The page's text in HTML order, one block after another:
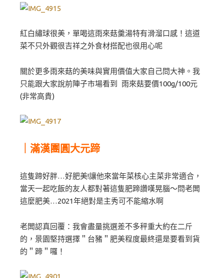
紅白繡球很美，單喝這雨來菇羹湯特有滑溜口感！這道
菜不只外觀很吉祥之外食材搭配也很用心呢
關於更多雨來菇的美味與實用價值大家自己問大神。我
只能跟大家說前陣子市場看到 雨來菇要價100g/100元
(非常高貴)
｜滿漢團圓大元蹄
這隻蹄好胖…好肥美!讓他來當年菜核心主菜非常適合，
當天一起吃飯的友人都對著這隻肥蹄讚嘆晃腦～問老闆
這麼肥美…2021年絕對是主秀可不能縮水啊
老闆認真回覆：我會盡量挑選差不多秤重大約在二斤
的，景園堅持選擇＂台豬＂肥美程度最終還是要看到貨
的＂蹄＂囉！